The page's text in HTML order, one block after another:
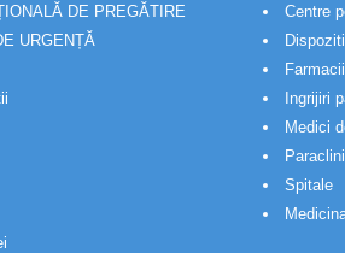
DE PREGĂTIRE
URGENȚĂ
Centre
Farmacii
Ingrijiri
Medici
Spitale